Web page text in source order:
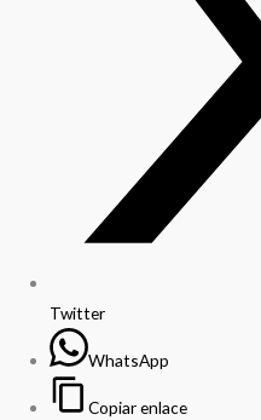
Twitter
WhatsApp
Copiar enlace